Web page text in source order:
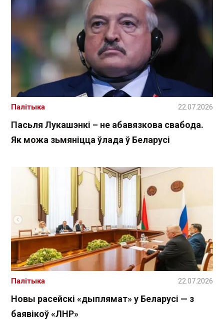
Пасьля Лукашэнкі – не абавязкова свабода.
Як можа зьмяніцца ўлада ў Беларусі
Палітыка 22.07.2026
Новы расейскі «дыплямат» у Беларусі — з
баявікоў «ЛНР»
Палітыка 22.07.2026